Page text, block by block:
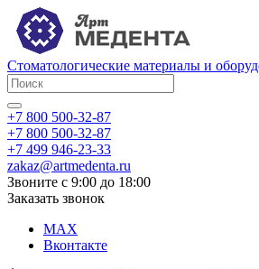
Стоматологические материалы и
+7 800 500-32-87
+7 800 500-32-87
+7 499 946-23-33
zakaz@artmedenta.ru
Звоните с 9:00 до 18:00
Заказать звонок
MAX
Вконтакте